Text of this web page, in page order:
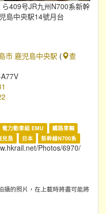
409号JR九州N700系新幹
島中央駅14號月台
市 鹿児島中央駅 (
查
電力動車組 EMU
鐵路車輛
兒島 日本 新幹線N700系
Photos/6970/
攝的照片，在上載時將盡可能將